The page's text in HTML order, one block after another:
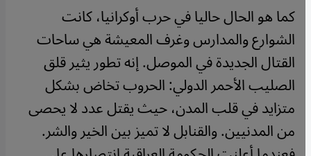
كما هو الحال حاليا في حرب أوكرانيا، كانت
الشوارع والمدارس وغرف المعيشة هي ساحات
القتال الجديدة في الموصل. إنه تطور يثير قلق
الصليب الأحمر الدولي: الحروب تخاض بشكل
متزايد في قلب المدن، حيث يقتل عدد لا يحصى
من المدنيين. والقنابل لا تميز بين الخير والشر.